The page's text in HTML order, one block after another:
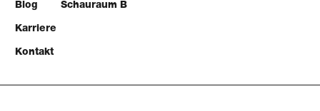
Blog
Karriere
Kontakt
Schauraum B